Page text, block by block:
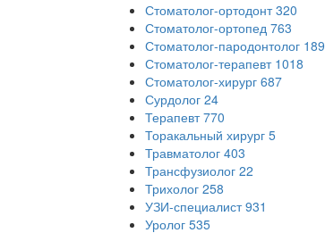
Стоматолог-ортодонт 320
Стоматолог-ортопед 763
Стоматолог-пародонтолог 189
Стоматолог-терапевт 1018
Стоматолог-хирург 687
Сурдолог 24
Терапевт 770
Торакальный хирург 5
Травматолог 403
Трансфузиолог 22
Трихолог 258
УЗИ-специалист 931
Уролог 535